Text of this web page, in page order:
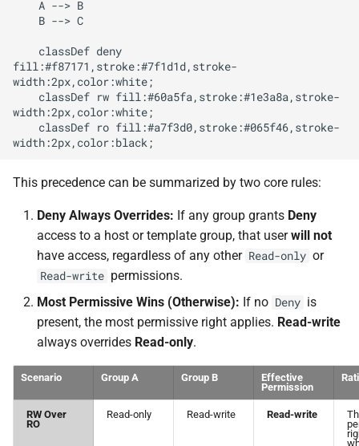
fill:#f87171,stroke:#7f1d1d,stroke-
width:2px,color:white;
width:2px,color:white;
This precedence can be summarized by two core rules:
Deny Always Overrides: If any group grants Deny
access to a host or template group, that userwill not
have access, regardless of any other Read-only or
Read-write permissions.
Most Permissive Wins (Otherwise): If no Deny is
present, the most permissive right applies. Read-write
always overrides Read-only.
Scenario Group A Group B
Effective
Permission
RW Over
RO
Read-only Read-write Read-write